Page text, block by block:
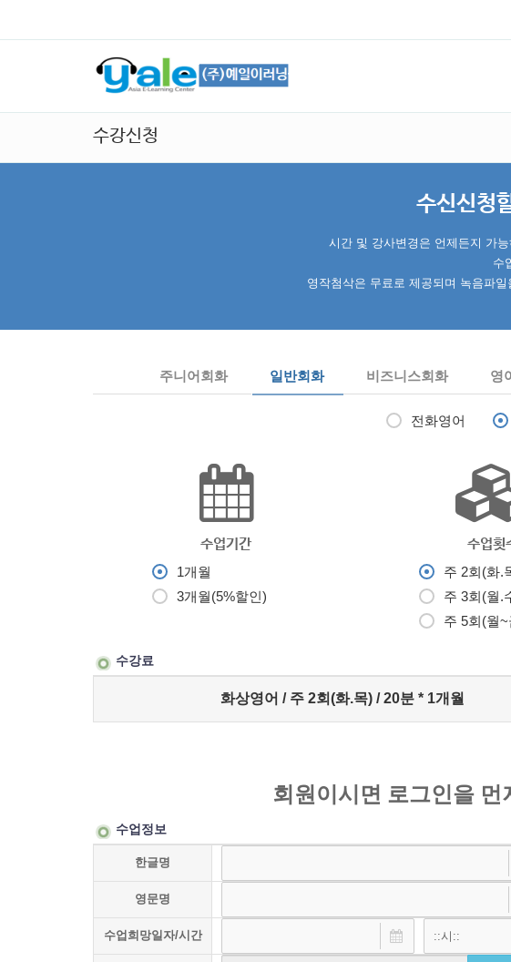
수강신청
수신신청
시간 및 강사변경은 언제든지 가
수
영작첨삭은 무료로 제공되며 녹음파
주니어회화 일반회화 비즈니스회화 영
전화영어
수업기간
1개월
3개월(5%할인)
수업횟
주 2회(화.
주 3회(월.
주 5회(월~
수강료
화상영어 / 주 2회(화.목) / 20분 * 1개월
회원이시면 로그인을 먼
수업정보
한글명
영문명
수업희망일자/시간